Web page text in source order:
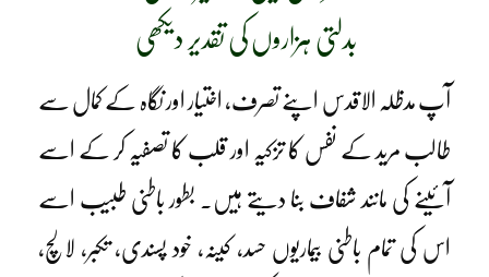
بدلتی ہزاروں کی تقدیر دیکھی
آپ مدظلہ الاقدس اپنے تصرف، اختیار اور نگاہ کے کمال سے
طالب مرید کے نفس کا تزکیہ اور قلب کا تصفیہ کر کے اسے
آئینے کی مانند شفاف بنا دیتے ہیں۔ بطور باطنی طبیب اسے
اس کی تمام باطنی بیماریوں حسد، کینہ، خود پسندی، تکبر، لالچ،